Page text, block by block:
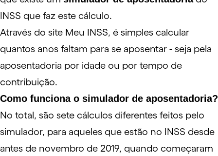
INSS que faz este cálculo.
Através do site Meu INSS, é simples calcular
quantos anos faltam para se aposentar - seja pela
aposentadoria por idade ou por tempo de
contribuição.
Como funciona o simulador de aposentadoria?
No total, são sete cálculos diferentes feitos pelo
simulador, para aqueles que estão no INSS desde
antes de novembro de 2019, quando começaram